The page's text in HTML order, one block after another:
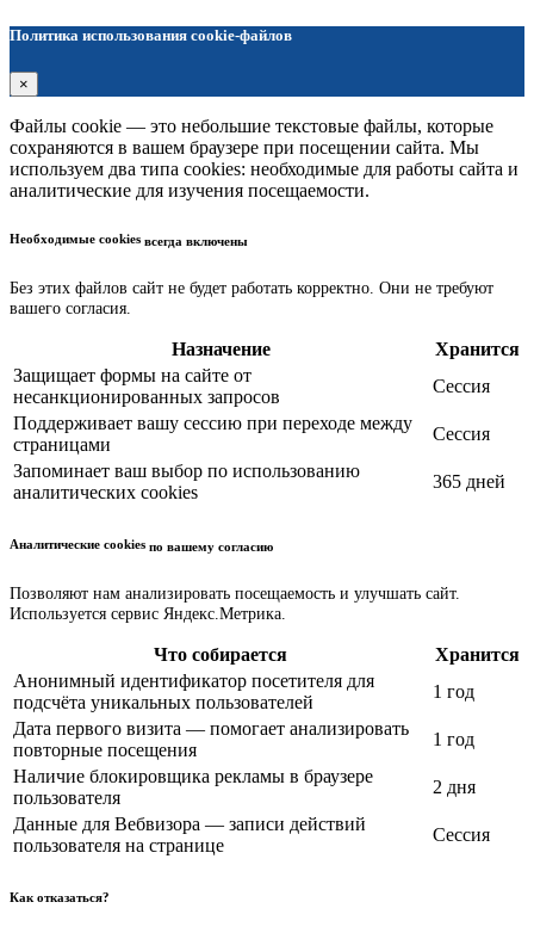
Политика использования cookie-файлов
×
Файлы cookie — это небольшие текстовые файлы, которые
сохраняются в вашем браузере при посещении сайта. Мы
используем два типа cookies: необходимые для работы сайта и
аналитические для изучения посещаемости.
Необходимые cookies всегда включены
Без этих файлов сайт не будет работать корректно. Они не требуют
вашего согласия.
Назначение
Хранится
Защищает формы на сайте от
несанкционированных запросов
Сессия
Поддерживает вашу сессию при переходе между
страницами
Сессия
Запоминает ваш выбор по использованию
аналитических cookies
365 дней
Аналитические cookies по вашему согласию
Позволяют нам анализировать посещаемость и улучшать сайт.
Используется сервис Яндекс.Метрика.
Что собирается
Хранится
Анонимный идентификатор посетителя для
подсчёта уникальных пользователей
1 год
Дата первого визита — помогает анализировать
повторные посещения
1 год
Наличие блокировщика рекламы в браузере
пользователя
2 дня
Данные для Вебвизора — записи действий
пользователя на странице
Сессия
Как отказаться?